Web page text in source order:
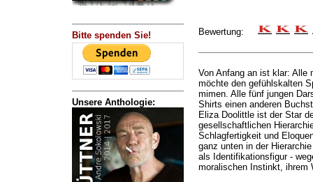
Bitte spenden Sie!
Unsere Anthologie:
Bewertung:
Von Anfang an ist klar: Alle
möchte den gefühlskalten
mimen. Alle fünf jungen
Shirts einen anderen
Eliza Doolittle ist der Star
gesellschaftlichen
Schlagfertigkeit und
ganz unten in der
als Identifikationsfigur -
moralischen Instinkt, ihrem